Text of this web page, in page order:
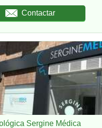
Contactar
Sergine Médica